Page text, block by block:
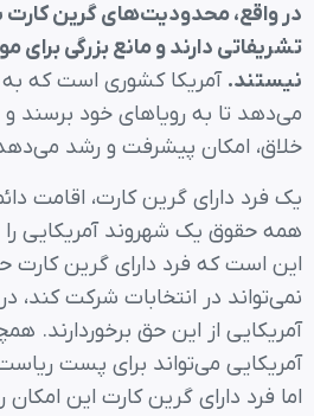
در واقع، محدودیت‌های گرین کارت
تشریفاتی دارند و مانع بزرگی برای
نیستند. آمریکا کشوری است که
می‌دهد تا به رویاهای خود برسند و
خلاق، امکان پیشرفت و رشد
یک فرد دارای گرین کارت، اقامت دائم
همه حقوق یک شهروند آمریکایی را
این است که فرد دارای گرین کارت
نمی‌تواند در انتخابات شرکت کند،
آمریکایی از این حق برخوردارند.
آمریکایی می‌تواند برای پست
اما فرد دارای گرین کارت این امکان